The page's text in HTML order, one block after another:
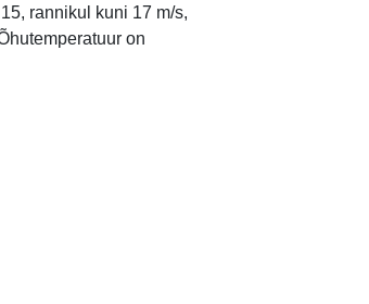
rannikul kuni 17 m/s,
on